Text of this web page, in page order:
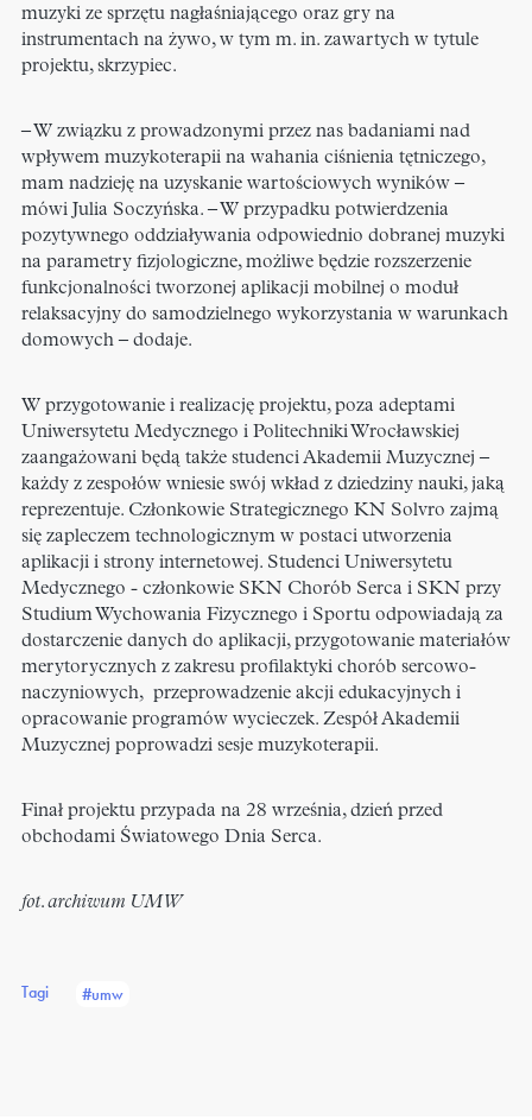
muzyki ze sprzętu nagłaśniającego oraz gry na
instrumentach na żywo, w tym m. in. zawartych w tytule
projektu, skrzypiec.
– W związku z prowadzonymi przez nas badaniami nad
wpływem muzykoterapii na wahania ciśnienia tętniczego,
mam nadzieję na uzyskanie wartościowych wyników –
mówi Julia Soczyńska. – W przypadku potwierdzenia
pozytywnego oddziaływania odpowiednio dobranej muzyki
na parametry fizjologiczne, możliwe będzie rozszerzenie
funkcjonalności tworzonej aplikacji mobilnej o moduł
relaksacyjny do samodzielnego wykorzystania w warunkach
domowych – dodaje.
W przygotowanie i realizację projektu, poza adeptami
Uniwersytetu Medycznego i Politechniki Wrocławskiej
zaangażowani będą także studenci Akademii Muzycznej –
każdy z zespołów wniesie swój wkład z dziedziny nauki, jaką
reprezentuje. Członkowie Strategicznego KN Solvro zajmą
się zapleczem technologicznym w postaci utworzenia
aplikacji i strony internetowej. Studenci Uniwersytetu
Medycznego - członkowie SKN Chorób Serca i SKN przy
Studium Wychowania Fizycznego i Sportu odpowiadają za
dostarczenie danych do aplikacji, przygotowanie materiałów
merytorycznych z zakresu profilaktyki chorób sercowo-
naczyniowych, przeprowadzenie akcji edukacyjnych i
opracowanie programów wycieczek. Zespół Akademii
Muzycznej poprowadzi sesje muzykoterapii.
Finał projektu przypada na 28 września, dzień przed
obchodami Światowego Dnia Serca.
fot. archiwum UMW
Tagi #umw